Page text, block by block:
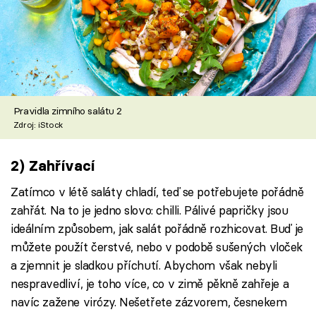
Pravidla zimního salátu 2
Zdroj: iStock
2) Zahřívací
Zatímco v létě saláty chladí, teď se potřebujete pořádně
zahřát. Na to je jedno slovo: chilli. Pálivé papričky jsou
ideálním způsobem, jak salát pořádně rozhicovat. Buď je
můžete použít čerstvé, nebo v podobě sušených vloček
a zjemnit je sladkou příchutí. Abychom však nebyli
nespravedliví, je toho více, co v zimě pěkně zahřeje a
navíc zažene virózy. Nešetřete zázvorem, česnekem